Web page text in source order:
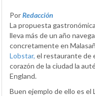
PorRedacción
La propuesta
lleva más de un año
concretamente en
Lobstar, el restaurante de
corazón de la ciudad la
England.
Buen ejemplo de ello es el